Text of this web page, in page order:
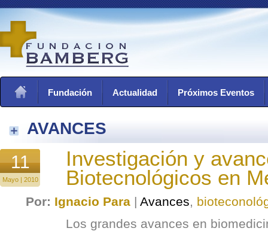
Fundación Actualidad Próximos Eventos
AVANCES
11
Mayo | 2010
Investigación y
Biotecnológicos en
Por: Ignacio Para | Avances,
Los grandes avances en